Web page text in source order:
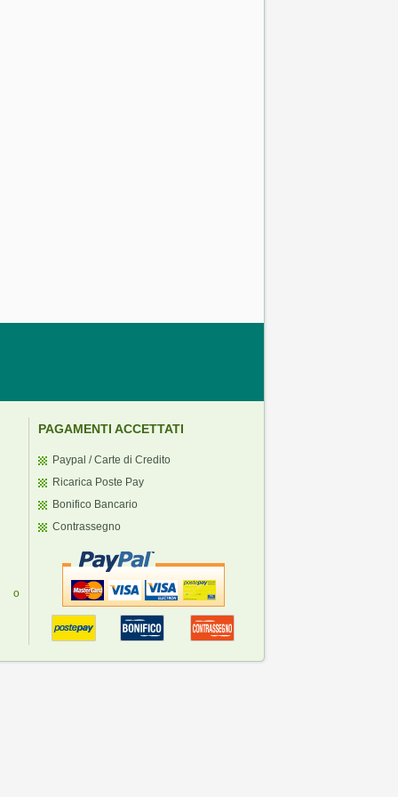
o
PAGAMENTI ACCETTATI
Paypal / Carte di Credito
Ricarica Poste Pay
Bonifico Bancario
Contrassegno